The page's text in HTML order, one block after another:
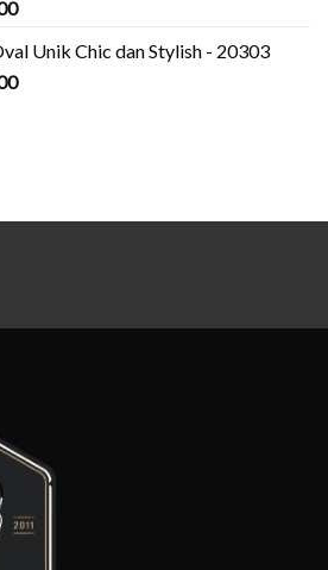
Unik Chic dan Stylish - 20303